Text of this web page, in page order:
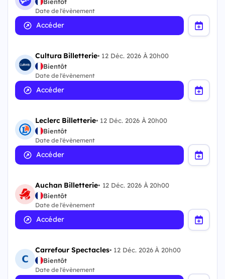
Date de l'évènement
Accéder
Cultura Billetterie• 12 Déc. 2026 À 20h00
Bientôt
Date de l'évènement
Accéder
Leclerc Billetterie• 12 Déc. 2026 À 20h00
Bientôt
Date de l'évènement
Accéder
Auchan Billetterie• 12 Déc. 2026 À 20h00
Bientôt
Date de l'évènement
Accéder
Carrefour Spectacles• 12 Déc. 2026 À 20h00
Bientôt
Date de l'évènement